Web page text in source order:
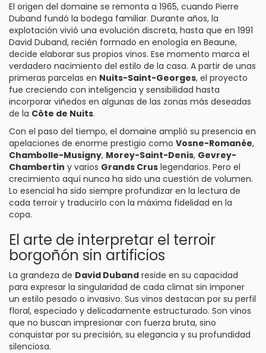
El origen del domaine se remonta a 1965, cuando Pierre
Duband fundó la bodega familiar. Durante años, la
explotación vivió una evolución discreta, hasta que en 1991
David Duband, recién formado en enología en Beaune,
decide elaborar sus propios vinos. Ese momento marca el
verdadero nacimiento del estilo de la casa. A partir de unas
primeras parcelas en Nuits-Saint-Georges, el proyecto
fue creciendo con inteligencia y sensibilidad hasta
incorporar viñedos en algunas de las zonas más deseadas
de la Côte de Nuits.
Con el paso del tiempo, el domaine amplió su presencia en
apelaciones de enorme prestigio como Vosne-Romanée,
Chambolle-Musigny, Morey-Saint-Denis, Gevrey-
Chambertin y varios Grands Crus legendarios. Pero el
crecimiento aquí nunca ha sido una cuestión de volumen.
Lo esencial ha sido siempre profundizar en la lectura de
cada terroir y traducirlo con la máxima fidelidad en la
copa.
El arte de interpretar el terroir
borgoñón sin artificios
La grandeza de David Duband reside en su capacidad
para expresar la singularidad de cada climat sin imponer
un estilo pesado o invasivo. Sus vinos destacan por su perfil
floral, especiado y delicadamente estructurado. Son vinos
que no buscan impresionar con fuerza bruta, sino
conquistar por su precisión, su elegancia y su profundidad
silenciosa.